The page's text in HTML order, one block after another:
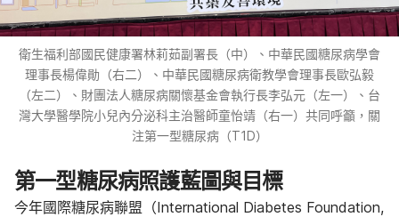
衛生福利部國民健康署林莉茹副署長（中）、中華民國糖尿病學會
理事長楊偉勛（右二）、中華民國糖尿病衛教學會理事長歐弘毅
（左二）、財團法人糖尿病關懷基金會執行長李弘元（左一）、台
灣大學醫學院小兒內分泌科主治醫師童怡靖（右一）共同呼籲，關
注第一型糖尿病（T1D）
第一型糖尿病照護藍圖與目標
今年國際糖尿病聯盟（International Diabetes Foundation,